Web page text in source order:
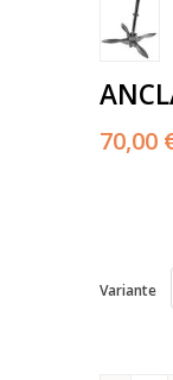
70,00
Variante